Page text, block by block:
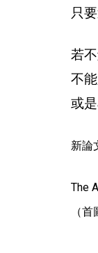
只
若
不
或
新論
The
（